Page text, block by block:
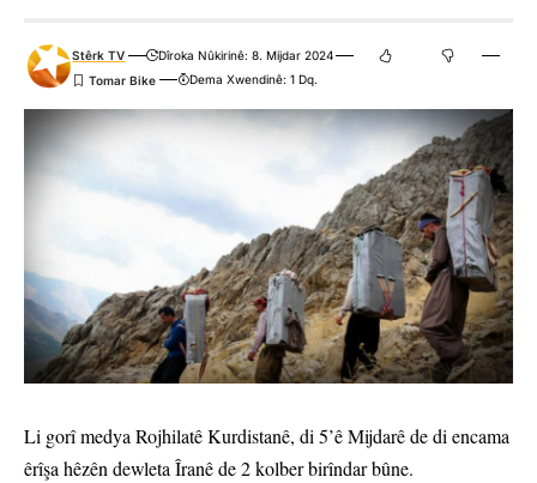
Stêrk TV
Dîroka Nûkirinê: 8. Mijdar 2024
Dema Xwendinê: 1 Dq.
Li gorî medya Rojhilatê Kurdistanê, di 5’ê Mijdarê de di encama
êrîşa hêzên dewleta Îranê de 2 kolber birîndar bûne.